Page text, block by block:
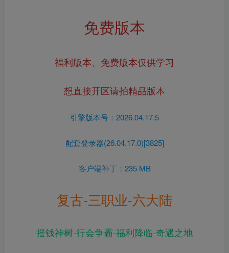
免费版本
福利版本、免费版本仅供学习
想直接开区请拍精品版本
引擎版本号：2026.04.17.5
配套登录器(26.04.17.0)[3825]
客户端补丁：235 MB
复古-三职业-六大陆
摇钱神树-行会争霸-福利降临-奇遇之地